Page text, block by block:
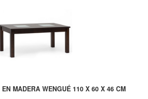
MADERA WENGUÉ 110 X 60 X 46 CM